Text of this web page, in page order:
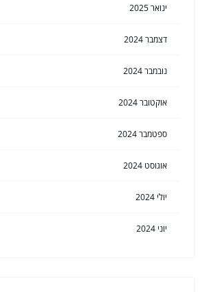
ינואר 2025
דצמבר 2024
נובמבר 2024
אוקטובר 2024
ספטמבר 2024
אוגוסט 2024
יולי 2024
יוני 2024